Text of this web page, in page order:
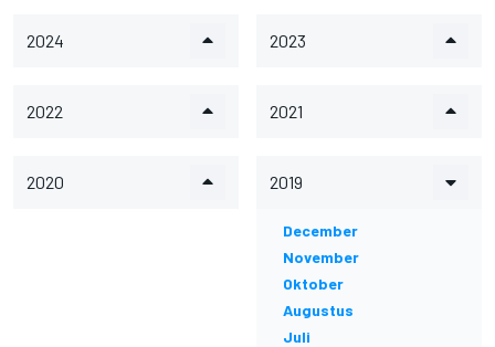
2024 2023
2022 2021
2020 2019
December
November
Oktober
Augustus
Juli